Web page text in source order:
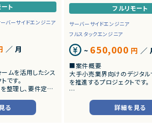
ト
バーサイドエンジニア
／ 月
ムを活用したシス
です。
整理し、要件定義
る
フルリモート
サーバーサイドエンジニア
フルスタックエンジニア
~ 650,000 円 ／
■案件概要
大手小売業界向けのデジタ
を推進するプロジェクトです。
■プロダクトやサービスの概
・店舗向けスマホアプリおよ
システムの継続的なエンハ
詳細を見る